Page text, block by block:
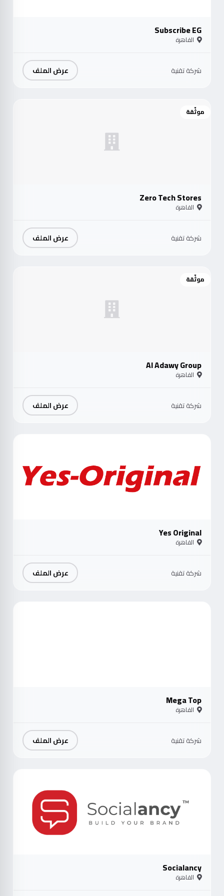
Subscribe EG
القاهرة
شركة تقنية عرض الملف
موثّقة
Zero Tech Stores
القاهرة
شركة تقنية عرض الملف
موثّقة
Al Adawy Group
القاهرة
شركة تقنية عرض الملف
Yes Original
القاهرة
شركة تقنية عرض الملف
Mega Top
القاهرة
شركة تقنية عرض الملف
Socialancy
القاهرة